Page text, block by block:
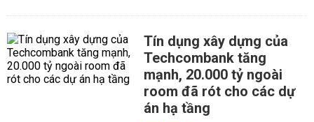
Tín dụng xây dựng của
Techcombank tăng
mạnh, 20.000 tỷ ngoài
room đã rót cho các dự
án hạ tầng